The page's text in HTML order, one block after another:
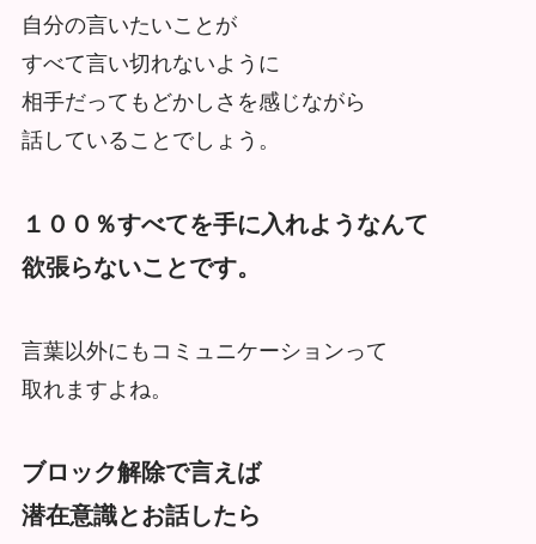
自分の言いたいことが
すべて言い切れないように
相手だってもどかしさを感じながら
話していることでしょう。
１００％すべてを手に入れようなんて
欲張らないことです。
言葉以外にもコミュニケーションって
取れますよね。
ブロック解除で言えば
潜在意識とお話したら